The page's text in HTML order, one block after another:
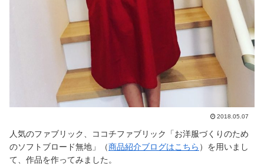
2018.05.07
人気のファブリック、ココチファブリック「お洋服づくりのため
のソフトブロード無地」（商品紹介ブログはこちら ）を用いまし
て、作品を作ってみました。